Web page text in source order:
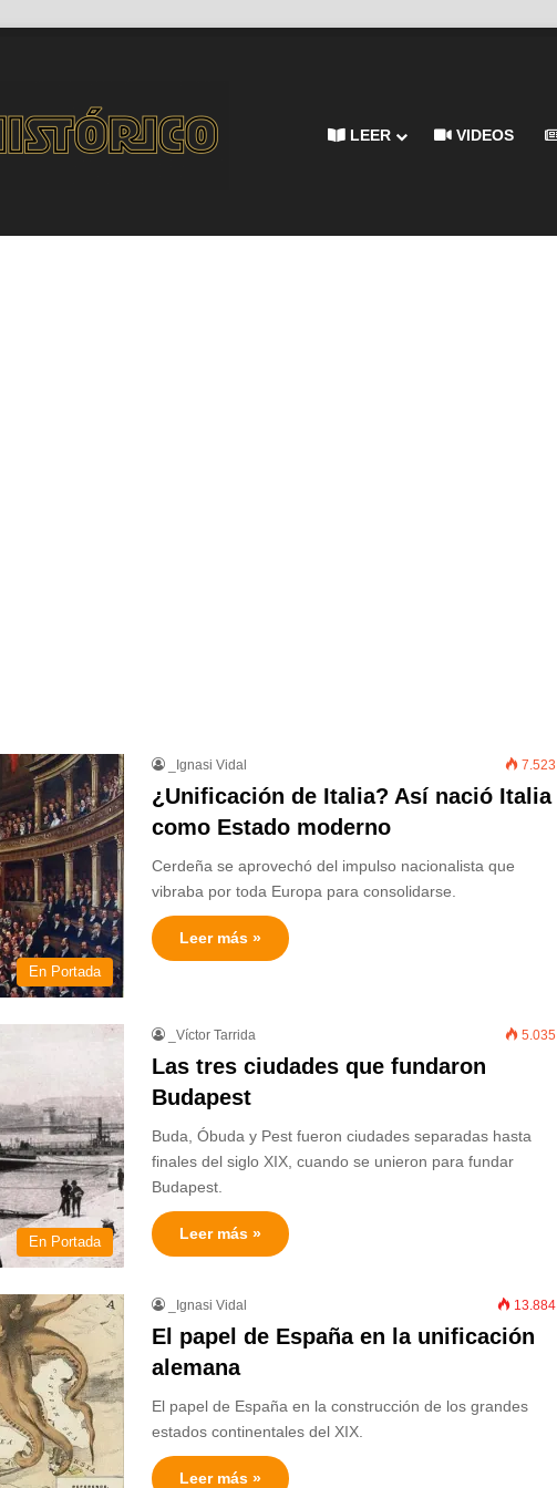
LEER VIDEOS
En Portada
_Ignasi Vidal 7.523
¿Unificación de Italia? Así nació Italia
como Estado moderno
Cerdeña se aprovechó del impulso nacionalista que
vibraba por toda Europa para consolidarse.
Leer más »
En Portada
_Víctor Tarrida 5.035
Las tres ciudades que fundaron
Budapest
Buda, Óbuda y Pest fueron ciudades separadas hasta
finales del siglo XIX, cuando se unieron para fundar
Budapest.
Leer más »
_Ignasi Vidal 13.884
El papel de España en la unificación
alemana
El papel de España en la construcción de los grandes
estados continentales del XIX.
Leer más »